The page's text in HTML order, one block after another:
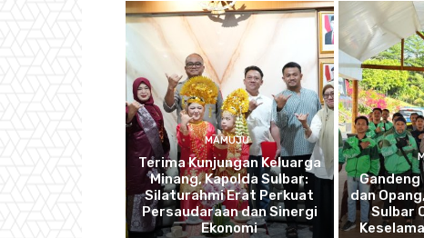
MAMUJU
Terima Kunjungan Keluarga
Minang, Kapolda Sulbar:
Silaturahmi Erat Perkuat
Persaudaraan dan Sinergi
Ekonomi
Gandeng
dan
Sulbar